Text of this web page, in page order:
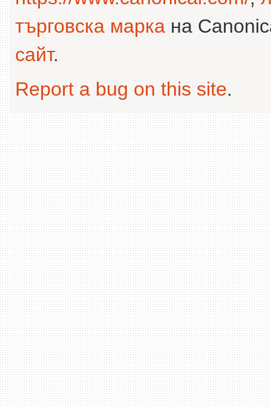
търговска марка на
сайт.
Report a bug on this site.